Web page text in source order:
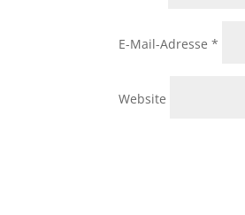
E-Mail-Adresse*
Website